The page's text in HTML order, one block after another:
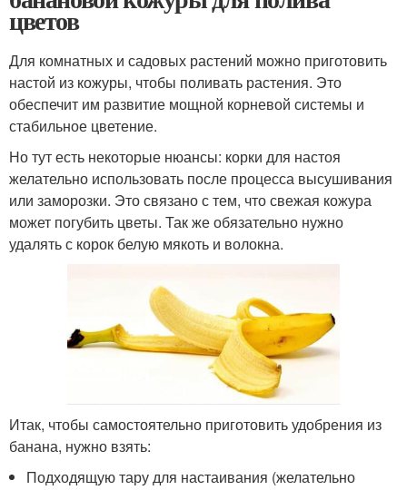
цветов
Для комнатных и садовых растений можно приготовить
настой из кожуры, чтобы поливать растения. Это
обеспечит им развитие мощной корневой системы и
стабильное цветение.
Но тут есть некоторые нюансы: корки для настоя
желательно использовать после процесса высушивания
или заморозки. Это связано с тем, что свежая кожура
может погубить цветы. Так же обязательно нужно
удалять с корок белую мякоть и волокна.
Итак, чтобы самостоятельно приготовить удобрения из
банана, нужно взять:
Подходящую тару для настаивания (желательно